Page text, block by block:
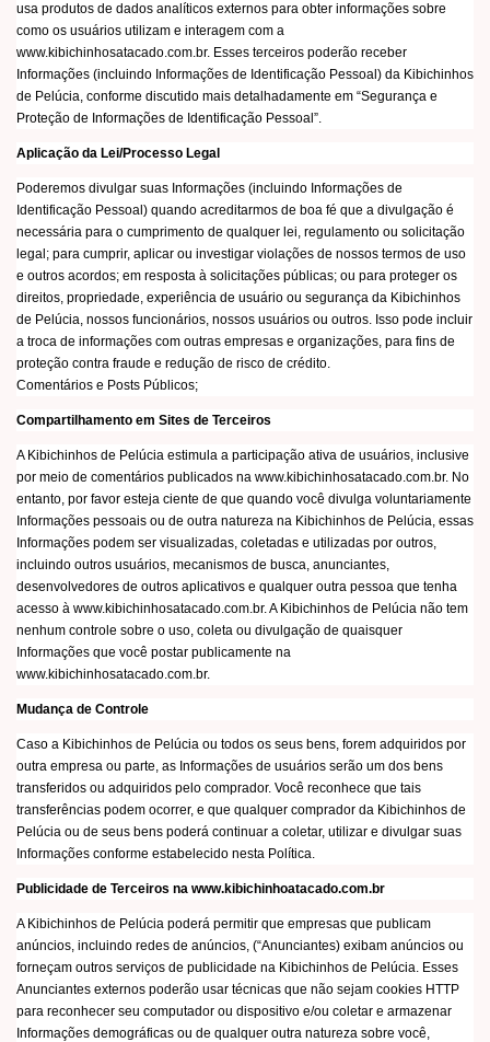
usa produtos de dados analíticos externos para obter informações sobre
como os usuários utilizam e interagem com a
www.kibichinhosatacado.com.br. Esses terceiros poderão receber
Informações (incluindo Informações de Identificação Pessoal) da Kibichinhos
de Pelúcia, conforme discutido mais detalhadamente em “Segurança e
Proteção de Informações de Identificação Pessoal”.
Aplicação da Lei/Processo Legal
Poderemos divulgar suas Informações (incluindo Informações de
Identificação Pessoal) quando acreditarmos de boa fé que a divulgação é
necessária para o cumprimento de qualquer lei, regulamento ou solicitação
legal; para cumprir, aplicar ou investigar violações de nossos termos de uso
e outros acordos; em resposta à solicitações públicas; ou para proteger os
direitos, propriedade, experiência de usuário ou segurança da Kibichinhos
de Pelúcia, nossos funcionários, nossos usuários ou outros. Isso pode incluir
a troca de informações com outras empresas e organizações, para fins de
proteção contra fraude e redução de risco de crédito.
Comentários e Posts Públicos;
Compartilhamento em Sites de Terceiros
A Kibichinhos de Pelúcia estimula a participação ativa de usuários, inclusive
por meio de comentários publicados na www.kibichinhosatacado.com.br. No
entanto, por favor esteja ciente de que quando você divulga voluntariamente
Informações pessoais ou de outra natureza na Kibichinhos de Pelúcia, essas
Informações podem ser visualizadas, coletadas e utilizadas por outros,
incluindo outros usuários, mecanismos de busca, anunciantes,
desenvolvedores de outros aplicativos e qualquer outra pessoa que tenha
acesso à www.kibichinhosatacado.com.br. A Kibichinhos de Pelúcia não tem
nenhum controle sobre o uso, coleta ou divulgação de quaisquer
Informações que você postar publicamente na
www.kibichinhosatacado.com.br.
Mudança de Controle
Caso a Kibichinhos de Pelúcia ou todos os seus bens, forem adquiridos por
outra empresa ou parte, as Informações de usuários serão um dos bens
transferidos ou adquiridos pelo comprador. Você reconhece que tais
transferências podem ocorrer, e que qualquer comprador da Kibichinhos de
Pelúcia ou de seus bens poderá continuar a coletar, utilizar e divulgar suas
Informações conforme estabelecido nesta Política.
Publicidade de Terceiros na www.kibichinhoatacado.com.br
A Kibichinhos de Pelúcia poderá permitir que empresas que publicam
anúncios, incluindo redes de anúncios, (“Anunciantes) exibam anúncios ou
forneçam outros serviços de publicidade na Kibichinhos de Pelúcia. Esses
Anunciantes externos poderão usar técnicas que não sejam cookies HTTP
para reconhecer seu computador ou dispositivo e/ou coletar e armazenar
Informações demográficas ou de qualquer outra natureza sobre você,